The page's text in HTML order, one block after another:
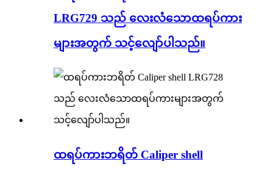
LRG729 သည် လေးလံသောထရပ်ကား
များအတွက် သင့်လျော်ပါသည်။
ထရပ်ကားဘရိတ် Caliper shell